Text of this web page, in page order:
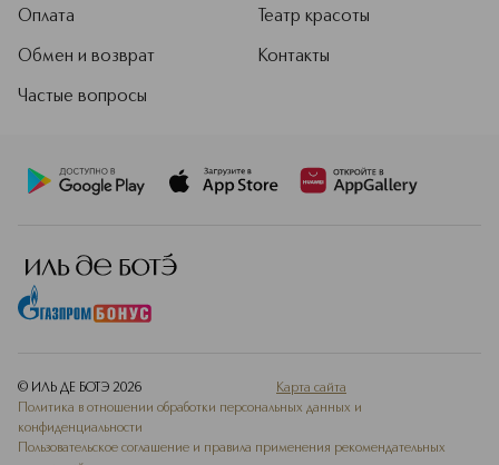
Оплата
Обмен и возврат
Частые вопросы
Театр красоты
Контакты
© ИЛЬ ДЕ БОТЭ 2026
Карта сайта
Политика в отношении обработки персональных данных и
конфиденциальности
Пользовательское соглашение и правила применения рекомендательных